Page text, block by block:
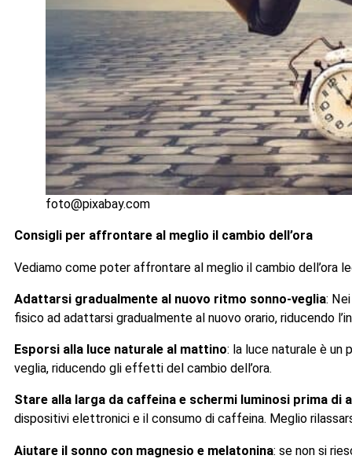
foto@pixabay.com
Consigli per affrontare al meglio il cambio dell’ora
Vediamo come poter affrontare al meglio il cambio dell’ora
Adattarsi gradualmente al nuovo ritmo sonno-veglia:
fisico ad adattarsi gradualmente al nuovo orario, riducendo
Esporsi alla luce naturale al mattino: la luce naturale è un
veglia, riducendo gli effetti del cambio dell’ora.
Stare alla larga da caffeina e schermi luminosi prima di
dispositivi elettronici e il consumo di caffeina. Meglio
Aiutare il sonno con magnesio e melatonina: se non si